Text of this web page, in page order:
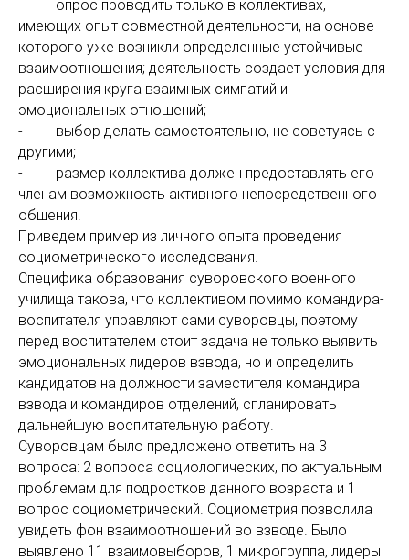
- опрос проводить только в коллективах,
имеющих опыт совместной деятельности, на основе
которого уже возникли определенные устойчивые
взаимоотношения; деятельность создает условия для
расширения круга взаимных симпатий и
эмоциональных отношений;
- выбор делать самостоятельно, не советуясь с
другими;
- размер коллектива должен предоставлять его
членам возможность активного непосредственного
общения.
Приведем пример из личного опыта проведения
социометрического исследования.
Специфика образования суворовского военного
училища такова, что коллективом помимо командира-
воспитателя управляют сами суворовцы, поэтому
перед воспитателем стоит задача не только выявить
эмоциональных лидеров взвода, но и определить
кандидатов на должности заместителя командира
взвода и командиров отделений, спланировать
дальнейшую воспитательную работу.
Суворовцам было предложено ответить на 3
вопроса: 2 вопроса социологических, по актуальным
проблемам для подростков данного возраста и 1
вопрос социометрический. Социометрия позволила
увидеть фон взаимоотношений во взводе. Было
выявлено 11 взаимовыборов, 1 микрогруппа, лидеры